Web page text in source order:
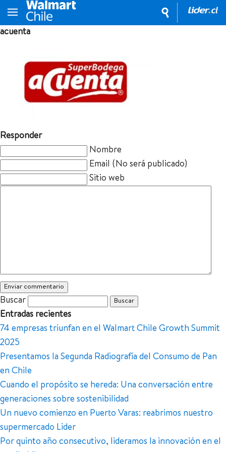
acuenta
Responder
Nombre
Email (No será publicado)
Sitio web
Buscar
Entradas recientes
74 empresas triunfan en el Walmart Chile Growth Summit
2025
Presentamos la Segunda Radiografía del Consumo de Pan
en Chile
Cuando el propósito se hereda: Una conversación entre
generaciones sobre sostenibilidad
Un nuevo comienzo en Puerto Varas: reabrimos nuestro
supermercado Lider
Por quinto año consecutivo, lideramos la innovación en el